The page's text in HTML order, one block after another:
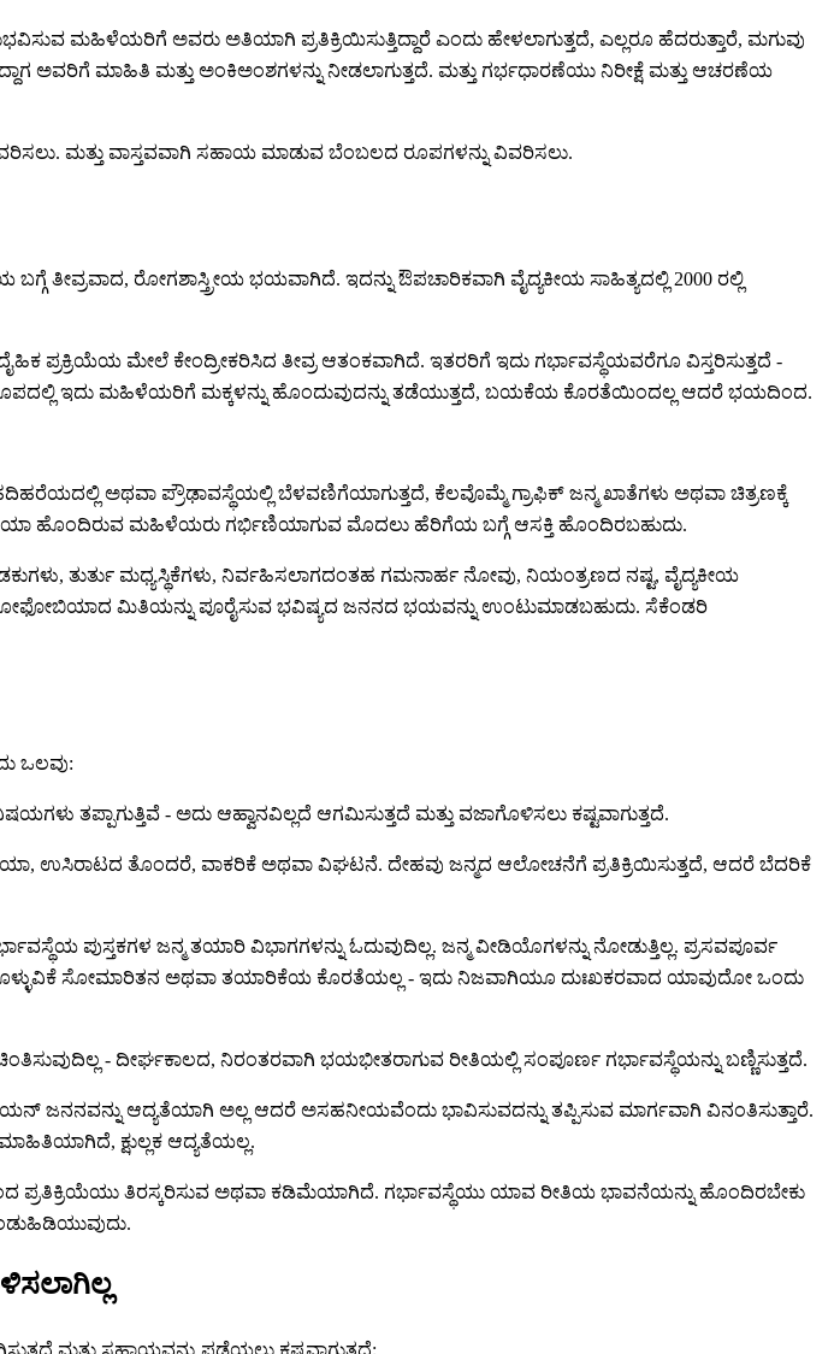
ಮಹಿಳೆಯರಿಗೆ ಅವರು ಅತಿಯಾಗಿ ಪ್ರತಿಕ್ರಿಯಿಸುತ್ತಿದ್ದಾರೆ ಎಂದು ಹೇಳಲಾಗುತ್ತದೆ, ಎಲ್ಲರೂ ಹೆದರುತ್ತಾರೆ, ಮಗುವು
ಅವರಿಗೆ ಮಾಹಿತಿ ಮತ್ತು ಅಂಕಿಅಂಶಗಳನ್ನು ನೀಡಲಾಗುತ್ತದೆ. ಮತ್ತು ಗರ್ಭಧಾರಣೆಯು ನಿರೀಕ್ಷೆ ಮತ್ತು ಆಚರಣೆಯ
ಮತ್ತು ವಾಸ್ತವವಾಗಿ ಸಹಾಯ ಮಾಡುವ ಬೆಂಬಲದ ರೂಪಗಳನ್ನು ವಿವರಿಸಲು.
ರೋಗಶಾಸ್ತ್ರೀಯ ಭಯವಾಗಿದೆ. ಇದನ್ನು ಔಪಚಾರಿಕವಾಗಿ ವೈದ್ಯಕೀಯ ಸಾಹಿತ್ಯದಲ್ಲಿ 2000 ರಲ್ಲಿ
ಪ್ರಕ್ರಿಯೆಯ ಮೇಲೆ ಕೇಂದ್ರೀಕರಿಸಿದ ತೀವ್ರ ಆತಂಕವಾಗಿದೆ. ಇತರರಿಗೆ ಇದು ಗರ್ಭಾವಸ್ಥೆಯವರೆಗೂ ವಿಸ್ತರಿಸುತ್ತದೆ -
ಇದು ಮಹಿಳೆಯರಿಗೆ ಮಕ್ಕಳನ್ನು ಹೊಂದುವುದನ್ನು ತಡೆಯುತ್ತದೆ, ಬಯಕೆಯ ಕೊರತೆಯಿಂದಲ್ಲ ಆದರೆ ಭಯದಿಂದ.
ಅಥವಾ ಪ್ರೌಢಾವಸ್ಥೆಯಲ್ಲಿ ಬೆಳವಣಿಗೆಯಾಗುತ್ತದೆ, ಕೆಲವೊಮ್ಮೆ ಗ್ರಾಫಿಕ್ ಜನ್ಮ ಖಾತೆಗಳು ಅಥವಾ ಚಿತ್ರಣಕ್ಕೆ
ಹೊಂದಿರುವ ಮಹಿಳೆಯರು ಗರ್ಭಿಣಿಯಾಗುವ ಮೊದಲು ಹೆರಿಗೆಯ ಬಗ್ಗೆ ಆಸಕ್ತಿ ಹೊಂದಿರಬಹುದು.
ತುರ್ತು ಮಧ್ಯಸ್ಥಿಕೆಗಳು, ನಿರ್ವಹಿಸಲಾಗದಂತಹ ಗಮನಾರ್ಹ ನೋವು, ನಿಯಂತ್ರಣದ ನಷ್ಟ, ವೈದ್ಯಕೀಯ
ಮಿತಿಯನ್ನು ಪೂರೈಸುವ ಭವಿಷ್ಯದ ಜನನದ ಭಯವನ್ನು ಉಂಟುಮಾಡಬಹುದು. ಸೆಕೆಂಡರಿ
ಒಲವು:
ತಪ್ಪಾಗುತ್ತಿವೆ - ಅದು ಆಹ್ವಾನವಿಲ್ಲದೆ ಆಗಮಿಸುತ್ತದೆ ಮತ್ತು ವಜಾಗೊಳಿಸಲು ಕಷ್ಟವಾಗುತ್ತದೆ.
ಉಸಿರಾಟದ ತೊಂದರೆ, ವಾಕರಿಕೆ ಅಥವಾ ವಿಘಟನೆ. ದೇಹವು ಜನ್ಮದ ಆಲೋಚನೆಗೆ ಪ್ರತಿಕ್ರಿಯಿಸುತ್ತದೆ, ಆದರೆ ಬೆದರಿಕೆ
ಪುಸ್ತಕಗಳ ಜನ್ಮ ತಯಾರಿ ವಿಭಾಗಗಳನ್ನು ಓದುವುದಿಲ್ಲ. ಜನ್ಮ ವೀಡಿಯೊಗಳನ್ನು ನೋಡುತ್ತಿಲ್ಲ. ಪ್ರಸವಪೂರ್ವ
ಸೋಮಾರಿತನ ಅಥವಾ ತಯಾರಿಕೆಯ ಕೊರತೆಯಲ್ಲ - ಇದು ನಿಜವಾಗಿಯೂ ದುಃಖಕರವಾದ ಯಾವುದೋ ಒಂದು
- ದೀರ್ಘಕಾಲದ, ನಿರಂತರವಾಗಿ ಭಯಭೀತರಾಗುವ ರೀತಿಯಲ್ಲಿ ಸಂಪೂರ್ಣ ಗರ್ಭಾವಸ್ಥೆಯನ್ನು ಬಣ್ಣಿಸುತ್ತದೆ.
ಆದ್ಯತೆಯಾಗಿ ಅಲ್ಲ ಆದರೆ ಅಸಹನೀಯವೆಂದು ಭಾವಿಸುವದನ್ನು ತಪ್ಪಿಸುವ ಮಾರ್ಗವಾಗಿ ವಿನಂತಿಸುತ್ತಾರೆ.
ಕ್ಷುಲ್ಲಕ ಆದ್ಯತೆಯಲ್ಲ.
ಪ್ರತಿಕ್ರಿಯೆಯು ತಿರಸ್ಕರಿಸುವ ಅಥವಾ ಕಡಿಮೆಯಾಗಿದೆ. ಗರ್ಭಾವಸ್ಥೆಯು ಯಾವ ರೀತಿಯ ಭಾವನೆಯನ್ನು ಹೊಂದಿರಬೇಕು